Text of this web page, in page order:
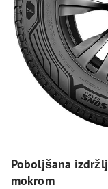
Poboljšana
mokrom